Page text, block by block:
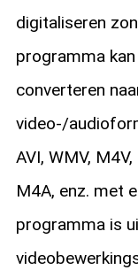
digitaliseren
programma
converteren
video-/
AVI, WMV,
M4A, enz. met
programma is